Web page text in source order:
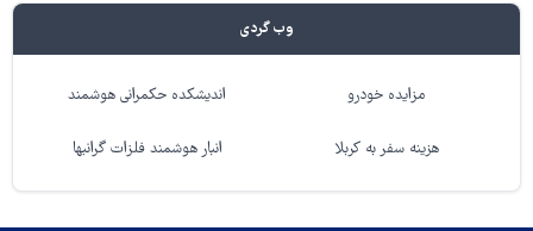
وب گردی
مزایده خودرو اندیشکده حکمرانی هوشمند
هزینه سفر به کربلا انبار هوشمند فلزات گرانبها